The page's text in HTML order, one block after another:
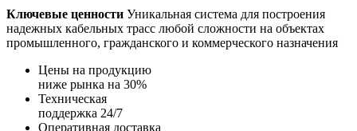
Ключевые ценности Уникальная система для построения
надежных кабельных трасс любой сложности на объектах
промышленного, гражданского и коммерческого назначения
Цены на продукцию
ниже рынка на 30%
Техническая
поддержка 24/7
Оперативная доставка